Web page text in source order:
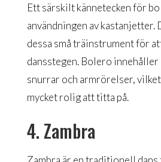
Ett särskilt kännetecken för
användningen av kastanjetter.
dessa små träinstrument för
dansstegen. Bolero innehåller
snurrar och armrörelser,
mycket rolig att titta på.
4. Zambra